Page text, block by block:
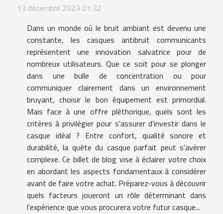
13 décembre 2023 01:32
Dans un monde où le bruit ambiant est devenu une
constante, les casques antibruit communicants
représentent une innovation salvatrice pour de
nombreux utilisateurs. Que ce soit pour se plonger
dans une bulle de concentration ou pour
communiquer clairement dans un environnement
bruyant, choisir le bon équipement est primordial.
Mais face à une offre pléthorique, quels sont les
critères à privilégier pour s'assurer d'investir dans le
casque idéal ? Entre confort, qualité sonore et
durabilité, la quête du casque parfait peut s'avérer
complexe. Ce billet de blog vise à éclairer votre choix
en abordant les aspects fondamentaux à considérer
avant de faire votre achat. Préparez-vous à découvrir
quels facteurs joueront un rôle déterminant dans
l'expérience que vous procurera votre futur casque...